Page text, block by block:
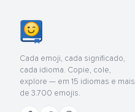
Cada emoji, cada significado,
cada idioma. Copie, cole,
explore — em 15 idiomas e mais
de 3.700 emojis.